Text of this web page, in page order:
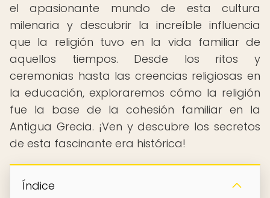
el apasionante mundo de esta cultura
milenaria y descubrir la increíble influencia
que la religión tuvo en la vida familiar de
aquellos tiempos. Desde los ritos y
ceremonias hasta las creencias religiosas en
la educación, exploraremos cómo la religión
fue la base de la cohesión familiar en la
Antigua Grecia. ¡Ven y descubre los secretos
de esta fascinante era histórica!
Índice